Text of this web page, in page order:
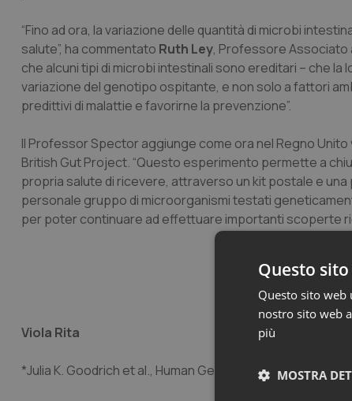
“Fino ad ora, la variazione delle quantità di microbi
salute”, ha commentato Ruth Ley, Professore Associato
che alcuni tipi di microbi intestinali sono ereditari – che
variazione del genotipo ospitante, e non solo a fattori
predittivi di malattie e favorirne la prevenzione”.
Il Professor Spector aggiunge come ora nel Regno
British Gut Project. “Questo esperimento permette a
propria salute di ricevere, attraverso un kit postale e
personale gruppo di microorganismi testati
per poter continuare ad effettuare importanti scoperte
Viola Rita
*Julia K. Goodrich et al., Human Genetics Shape the Gut
Questo
Questo sito web
nostro sito web
più
MOSTRA